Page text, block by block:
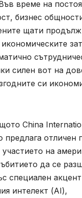
време на
бизнес
щати
силен вот на
си
China
предлага отличен
на
да се
специален
интелект (AI),